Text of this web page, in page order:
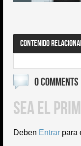
CONTENIDO
0 COMMENTS
SEA EL
Deben Entrar para